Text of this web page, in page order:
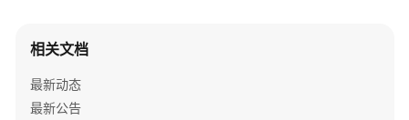
绍
计
费
相关文档
最新动态
最新公告